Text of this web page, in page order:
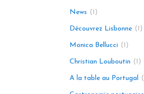
News 1
Découvrez Lisbonne 1
Monica Bellucci 1
Christian Louboutin 1
A la table au Portugal